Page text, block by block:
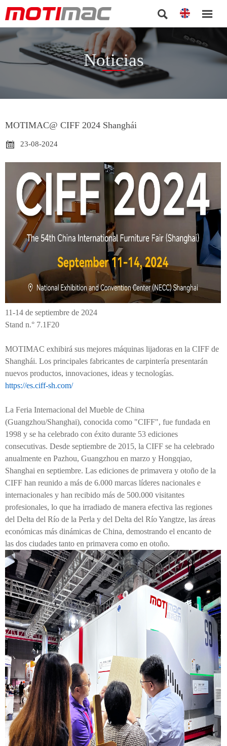
 
Noticias
MOTIMAC@ CIFF 2024 Shanghái

23-08-2024
11-14 de septiembre de 2024
Stand n.° 7.1F20
MOTIMAC exhibirá sus mejores máquinas lijadoras en la CIFF de
Shanghái. Los principales fabricantes de carpintería presentarán
nuevos productos, innovaciones, ideas y tecnologías.
https://es.ciff-sh.com/
La Feria Internacional del Mueble de China
(Guangzhou/Shanghai), conocida como "CIFF", fue fundada en
1998 y se ha celebrado con éxito durante 53 ediciones
consecutivas. Desde septiembre de 2015, la CIFF se ha celebrado
anualmente en Pazhou, Guangzhou en marzo y Hongqiao,
Shanghai en septiembre. Las ediciones de primavera y otoño de la
CIFF han reunido a más de 6.000 marcas líderes nacionales e
internacionales y han recibido más de 500.000 visitantes
profesionales, lo que ha irradiado de manera efectiva las regiones
del Delta del Río de la Perla y del Delta del Río Yangtze, las áreas
económicas más dinámicas de China, demostrando el encanto de
las dos ciudades tanto en primavera como en otoño.